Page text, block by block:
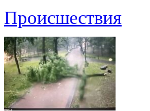
Происшествия